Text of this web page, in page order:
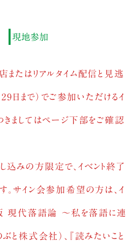
現地参加
またはリアルタイム配信と見逃
日まで）でご参加いただけるイ
きましてはページ下部をご確認
みの方限定で、イベント終了
。サイン会参加希望の方は、イ
版 現代落語論 〜私を落語に連
ぶと株式会社）、『読みたいこと